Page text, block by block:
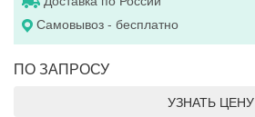
Самовывоз - бесплатно
ПО ЗАПРОСУ
УЗНАТЬ ЦЕНУ